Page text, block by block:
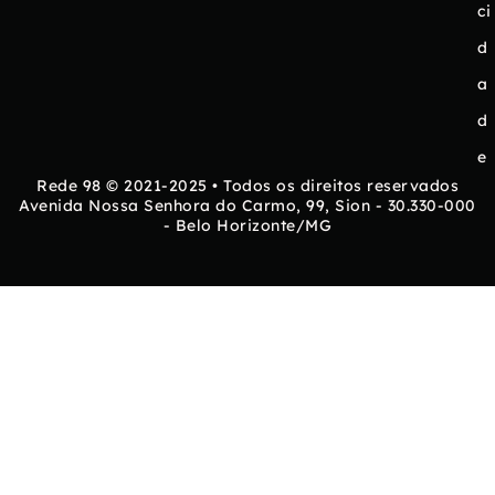
ci
d
a
d
e
Rede 98 © 2021-2025 • Todos os direitos reservados
Avenida Nossa Senhora do Carmo, 99, Sion - 30.330-000
- Belo Horizonte/MG